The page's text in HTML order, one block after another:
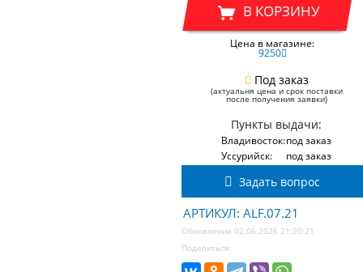
В КОРЗИНУ
Цена в магазине:
9250
Под заказ
(актуальня цена и срок поставки
после получения заявки)
Пункты выдачи:
Владивосток:под заказ
Уссурийск:
под заказ
Задать вопрос
АРТИКУЛ: ALF.07.21
Обновление 02.06.2026 21:20:21
Поделиться: